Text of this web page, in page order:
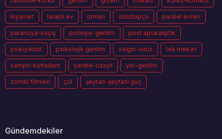
kıyamet lanetli ev orman otostopçu paralel evren
paranoya-kaçış polisiye-gerilim post apokaliptik
psikiyatrist psikolojik gerilim salgın-virüs tek mekan
vampir-kurtadam yaratık-uzaylı yol-gerilim
zombi filmleri çöl şeytan-şeytani güç
Gündemdekiler